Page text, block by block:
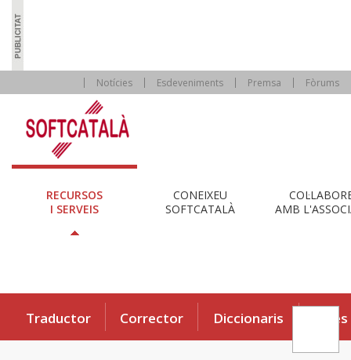
Notícies Esdeveniments Premsa Fòrums
RECURSOS
I SERVEIS
CONEIXEU
SOFTCATALÀ
AMB
Traductor Corrector Diccionaris Eines